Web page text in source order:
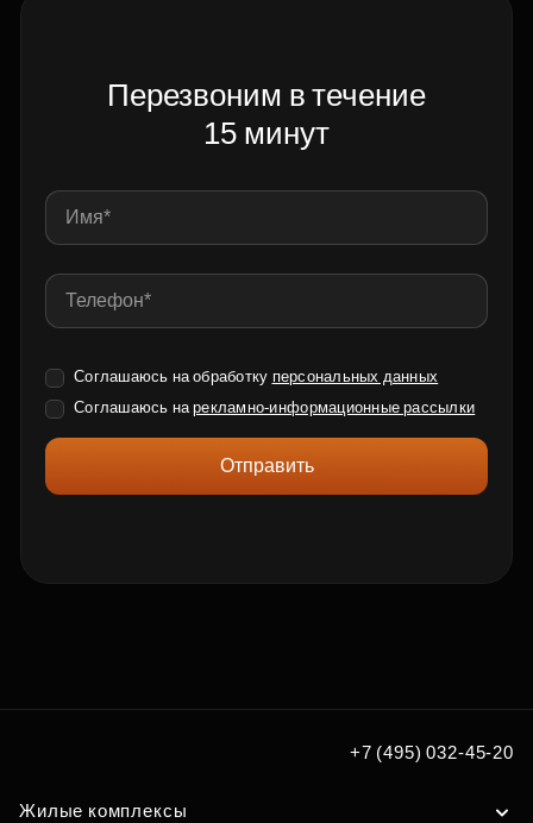
Перезвоним в течение
15 минут
Соглашаюсь на обработку персональных данных
Соглашаюсь нарекламно-информационные рассылки
Отправить
+7 (495) 032-45-20
Жилые комплексы